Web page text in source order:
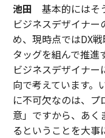
池田 基本的にはそ
ビジネスデザイナ
め、現時点ではDX
タッグを組んで推進
ビジネスデザイナ
向で考えています。
に不可欠なのは、
意」ですから、あく
るということを大事